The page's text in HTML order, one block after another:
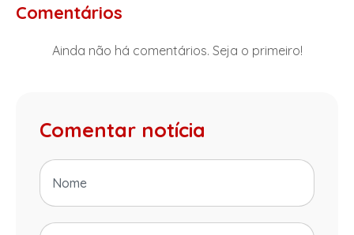
Comentários
Ainda não há comentários. Seja o primeiro!
Comentar notícia